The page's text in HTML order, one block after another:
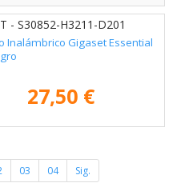
- S30852-H3211-D201
Inalámbrico Gigaset Essential
27,50 €
03 04 Sig.